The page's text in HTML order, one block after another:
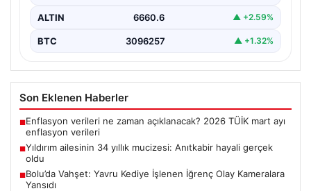
ALTIN 6660.6 ▲ +2.59%
BTC 3096257 ▲ +1.32%
Son Eklenen Haberler
■Enflasyon verileri ne zaman açıklanacak? 2026 TÜİK mart ayı
enflasyon verileri
■Yıldırım ailesinin 34 yıllık mucizesi: Anıtkabir hayali gerçek
oldu
■Bolu’da Vahşet: Yavru Kediye İşlenen İğrenç Olay Kameralara
Yansıdı